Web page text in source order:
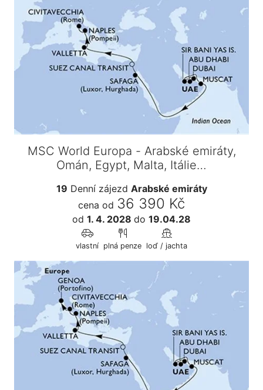
MSC World Europa - Arabské emiráty,
Omán, Egypt, Malta, Itálie…
19 Denní zájezd Arabské emiráty
cena od 36 390 Kč
od 1. 4. 2028 do 19.04.28
vlastní plná penze loď / jachta